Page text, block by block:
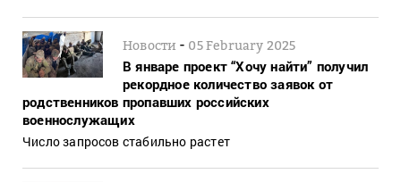
Новости - 05 February 2025
В январе проект “Хочу найти” получил
рекордное количество заявок от
родственников пропавших российских
военнослужащих
Число запросов стабильно растет